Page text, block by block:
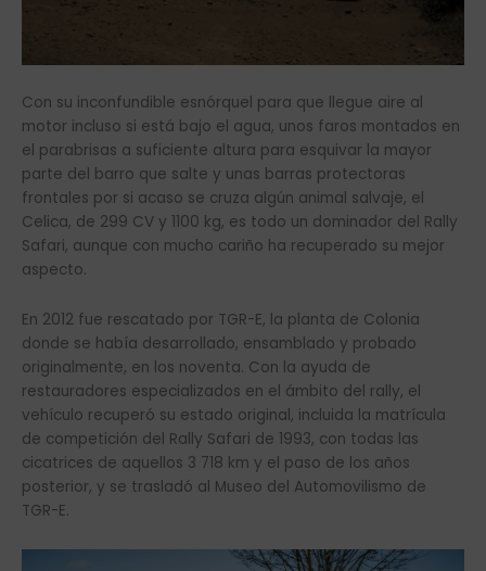
Con su inconfundible esnórquel para que llegue aire al
motor incluso si está bajo el agua, unos faros montados en
el parabrisas a suficiente altura para esquivar la mayor
parte del barro que salte y unas barras protectoras
frontales por si acaso se cruza algún animal salvaje, el
Celica, de 299 CV y 1100 kg, es todo un dominador del Rally
Safari, aunque con mucho cariño ha recuperado su mejor
aspecto.
En 2012 fue rescatado por TGR-E, la planta de Colonia
donde se había desarrollado, ensamblado y probado
originalmente, en los noventa. Con la ayuda de
restauradores especializados en el ámbito del rally, el
vehículo recuperó su estado original, incluida la matrícula
de competición del Rally Safari de 1993, con todas las
cicatrices de aquellos 3 718 km y el paso de los años
posterior, y se trasladó al Museo del Automovilismo de
TGR-E.